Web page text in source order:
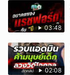
03:48
02:08